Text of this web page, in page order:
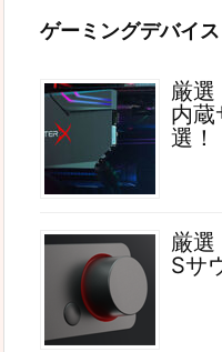
ゲーミングデバイス
厳選
内蔵
選！
厳選
Sサ